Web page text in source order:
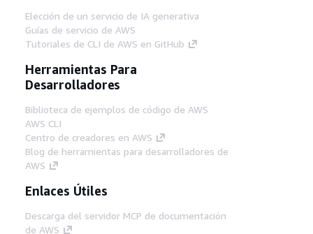
Elección de un servicio de IA generativa
Guías de servicio de AWS
Tutoriales de CLI de AWS en GitHub
Herramientas Para
Desarrolladores
Biblioteca de ejemplos de código de AWS
AWS CLI
Centro de creadores en AWS
Blog de herramientas para desarrolladores de
AWS
Enlaces Útiles
Descarga del servidor MCP de documentación
de AWS